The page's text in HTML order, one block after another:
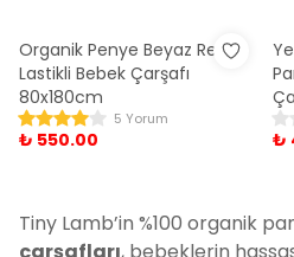
Organik Penye Beyaz Renk
Lastikli Bebek Çarşafı
80x180cm
5 Yorum
₺ 550.00
₺
Tiny Lamb’in %100 organik